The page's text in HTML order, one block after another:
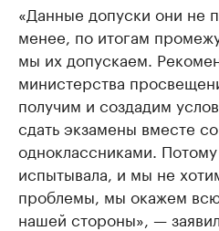
«Данные допуски они не
менее, по итогам
мы их допускаем.
министерства
получим и создадим
сдать экзамены вместе
одноклассниками. Потому
испытывала, и мы не
проблемы, мы окажем
нашей стороны», —